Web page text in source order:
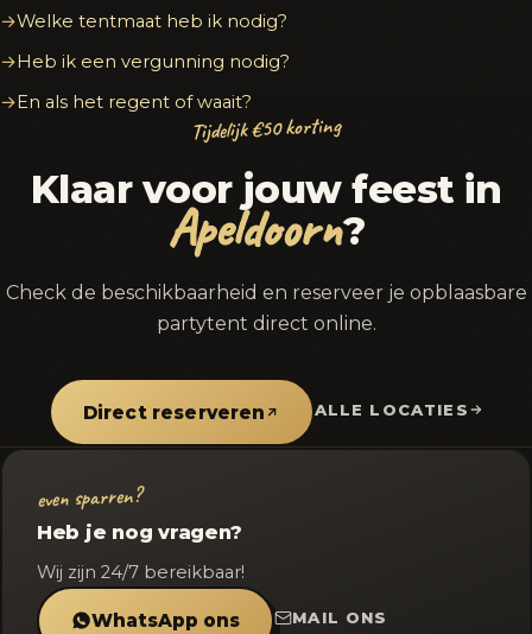
Welke tentmaat heb ik nodig?
Heb ik een vergunning nodig?
En als het regent of waait?
Tijdelijk €50 korting
Klaar voor jouw feest in
Apeldoorn?
Check de beschikbaarheid en reserveer je opblaasbare
partytent direct online.
Direct reserveren ALLE LOCATIES
even sparren?
Heb je nog vragen?
Wij zijn 24/7 bereikbaar!
WhatsApp ons MAIL ONS